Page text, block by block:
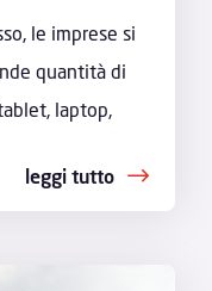
le imprese si
quantità di
laptop,
leggi tutto